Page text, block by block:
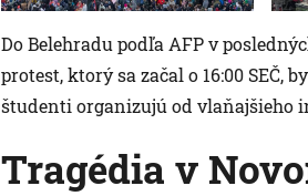
Do Belehradu podľa AFP v
protest, ktorý sa začal o 16:00 SEČ,
študenti organizujú od vlaňajšieho
Tragédia v